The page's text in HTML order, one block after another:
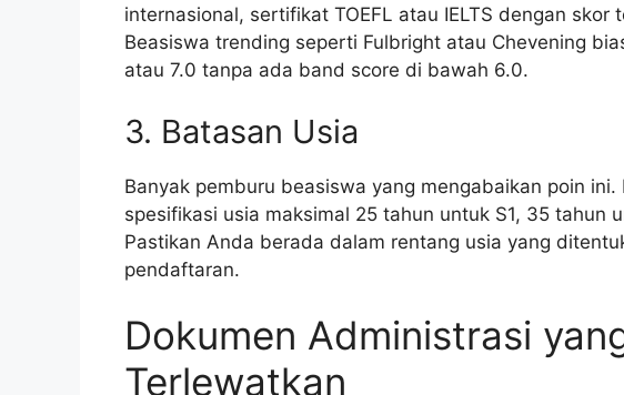
internasional, sertifikat TOEFL atau IELTS dengan
Beasiswa trending seperti Fulbright atau Chevening
atau 7.0 tanpa ada band score di bawah 6.0.
3. Batasan Usia
Banyak pemburu beasiswa yang mengabaikan poin
spesifikasi usia maksimal 25 tahun untuk S1, 35 tahun
Pastikan Anda berada dalam rentang usia yang
pendaftaran.
Dokumen Administrasi
Terlewatkan